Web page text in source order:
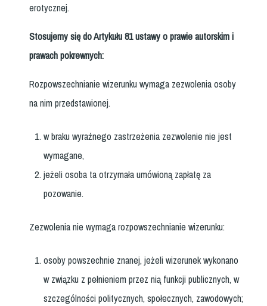
erotycznej.
Stosujemy się do Artykułu 81 ustawy o prawie autorskim i
prawach pokrewnych:
Rozpowszechnianie wizerunku wymaga zezwolenia osoby
na nim przedstawionej.
w braku wyraźnego zastrzeżenia zezwolenie nie jest
wymagane,
jeżeli osoba ta otrzymała umówioną zapłatę za
pozowanie.
Zezwolenia nie wymaga rozpowszechnianie wizerunku:
osoby powszechnie znanej, jeżeli wizerunek wykonano
w związku z pełnieniem przez nią funkcji publicznych, w
szczególności politycznych, społecznych, zawodowych;